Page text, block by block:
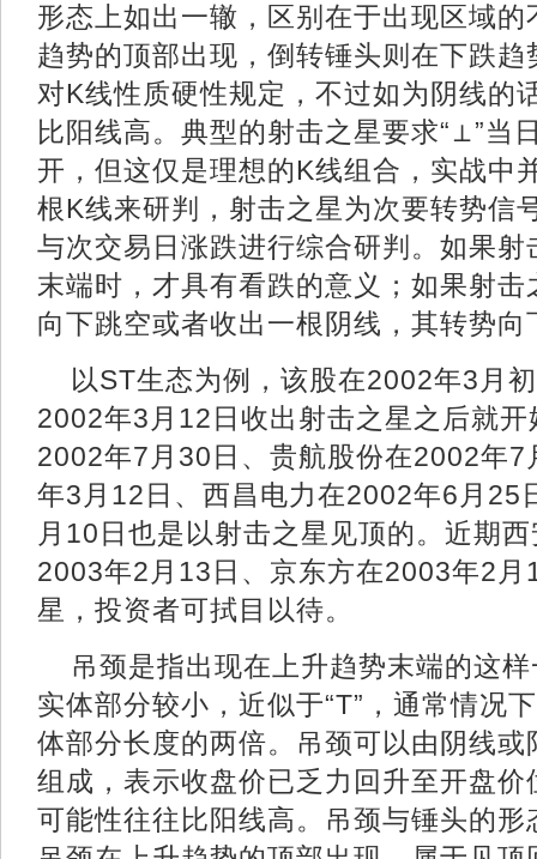
形态上如出一辙，区别在于出现区域
趋势的顶部出现，倒转锤头则在下跌
对K线性质硬性规定，不过如为阴线的
比阳线高。典型的射击之星要求“⊥”当
开，但这仅是理想的K线组合，实战中
根K线来研判，射击之星为次要转势信
与次交易日涨跌进行综合研判。如果
末端时，才具有看跌的意义；如果射
向下跳空或者收出一根阴线，其转
以ST生态为例，该股在2002年3月
2002年3月12日收出射击之星之后就
2002年7月30日、贵航股份在2002年
年3月12日、西昌电力在2002年6月25
月10日也是以射击之星见顶的。近期
2003年2月13日、京东方在2003年2月
星，投资者可拭目以待。
吊颈是指出现在上升趋势末端的这
实体部分较小，近似于“T”，通常情况
体部分长度的两倍。吊颈可以由阴线
组成，表示收盘价已乏力回升至开盘
可能性往往比阳线高。吊颈与锤头的